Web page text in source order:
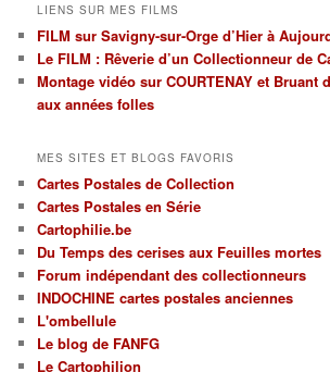
par
régions
et
par
thèmes
LIENS SUR MES FILMS
FILM sur Savigny-sur-Orge d’Hier à
Le FILM : Rêverie d’un Collectionneur de
Montage vidéo sur COURTENAY et Bruant
aux années folles
MES SITES ET BLOGS FAVORIS
Cartes Postales de Collection
Cartes Postales en Série
Cartophilie.be
Du Temps des cerises aux Feuilles mortes
Forum indépendant des collectionneurs
INDOCHINE cartes postales anciennes
L'ombellule
Le blog de FANFG
Le Cartophilion